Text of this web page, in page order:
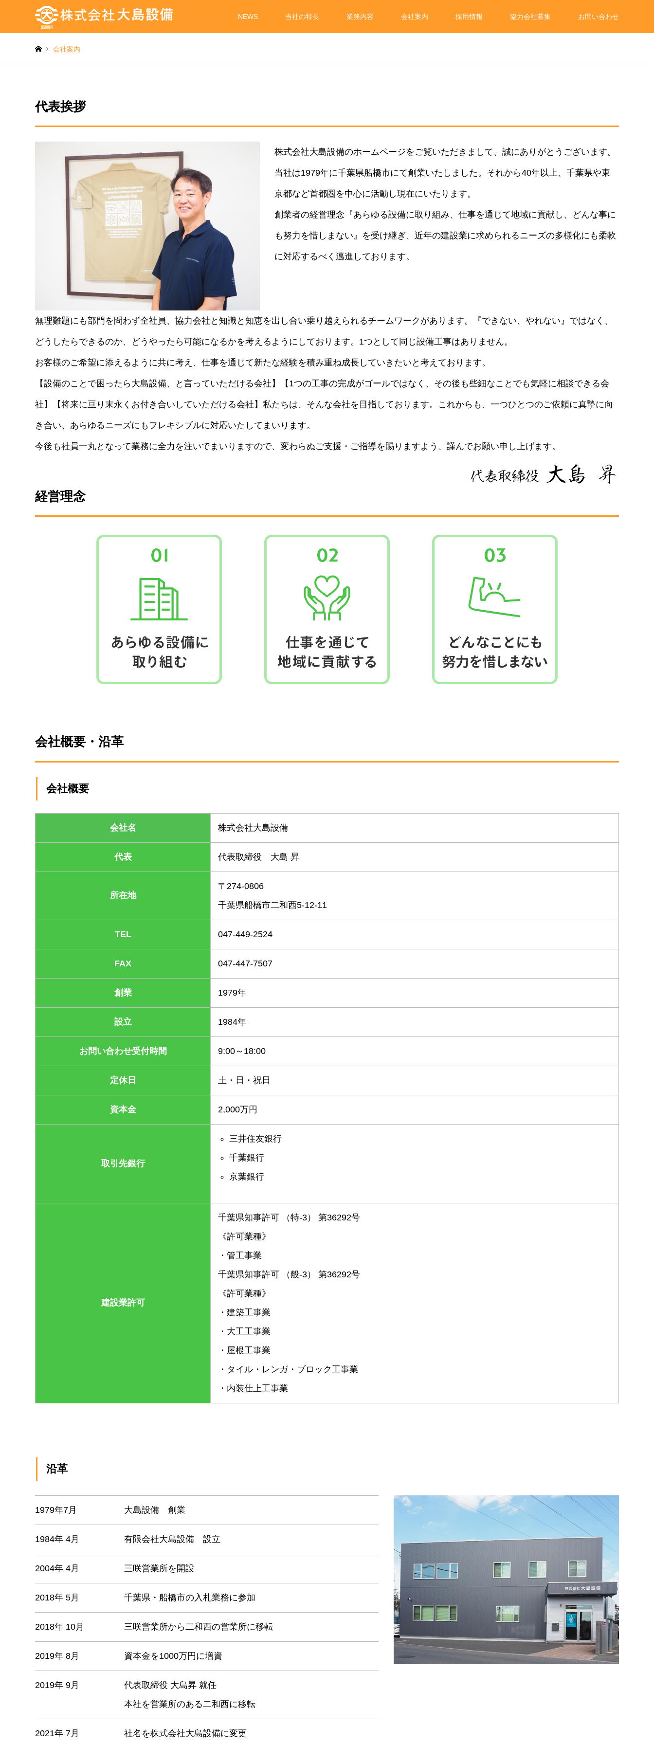
NEWS 当社の特長 業務内容 会社案内 採用情報 協力会社募集 お問い合わせ
会社案内
代表挨拶
株式会社大島設備のホームページをご覧いただきまして、誠にありがとうございます。
当社は1979年に千葉県船橋市にて創業いたしました。それから40年以上、千葉県や東
京都など首都圏を中心に活動し現在にいたります。
創業者の経営理念『あらゆる設備に取り組み、仕事を通じて地域に貢献し、どんな事に
も努力を惜しまない』を受け継ぎ、近年の建設業に求められるニーズの多様化にも柔軟
に対応するべく邁進しております。
無理難題にも部門を問わず全社員、協力会社と知識と知恵を出し合い乗り越えられるチームワークがあります。『できない、やれない』ではなく、
どうしたらできるのか、どうやったら可能になるかを考えるようにしております。1つとして同じ設備工事はありません。
お客様のご希望に添えるように共に考え、仕事を通じて新たな経験を積み重ね成長していきたいと考えております。
【設備のことで困ったら大島設備、と言っていただける会社】【1つの工事の完成がゴールではなく、その後も些細なことでも気軽に相談できる会
社】【将来に亘り末永くお付き合いしていただける会社】私たちは、そんな会社を目指しております。これからも、一つひとつのご依頼に真摯に向
き合い、あらゆるニーズにもフレキシブルに対応いたしてまいります。
今後も社員一丸となって業務に全力を注いでまいりますので、変わらぬご支援・ご指導を賜りますよう、謹んでお願い申し上げます。
経営理念
会社概要・沿革
会社概要
会社名 株式会社大島設備
代表 代表取締役 大島 昇
所在地
〒274-0806
千葉県船橋市二和西5-12-11
TEL 047-449-2524
FAX 047-447-7507
創業 1979年
設立 1984年
お問い合わせ受付時間 9:00～18:00
定休日 土・日・祝日
資本金 2,000万円
取引先銀行
三井住友銀行
千葉銀行
京葉銀行
建設業許可
千葉県知事許可 （特-3） 第36292号
《許可業種》
・管工事業
千葉県知事許可 （般-3） 第36292号
《許可業種》
・建築工事業
・大工工事業
・屋根工事業
・タイル・レンガ・ブロック工事業
・内装仕上工事業
沿革
1979年7月 大島設備 創業
1984年 4月 有限会社大島設備 設立
2004年 4月 三咲営業所を開設
2018年 5月 千葉県・船橋市の入札業務に参加
2018年 10月 三咲営業所から二和西の営業所に移転
2019年 8月 資本金を1000万円に増資
2019年 9月
代表取締役 大島昇 就任
本社を営業所のある二和西に移転
2021年 7月 社名を株式会社大島設備に変更